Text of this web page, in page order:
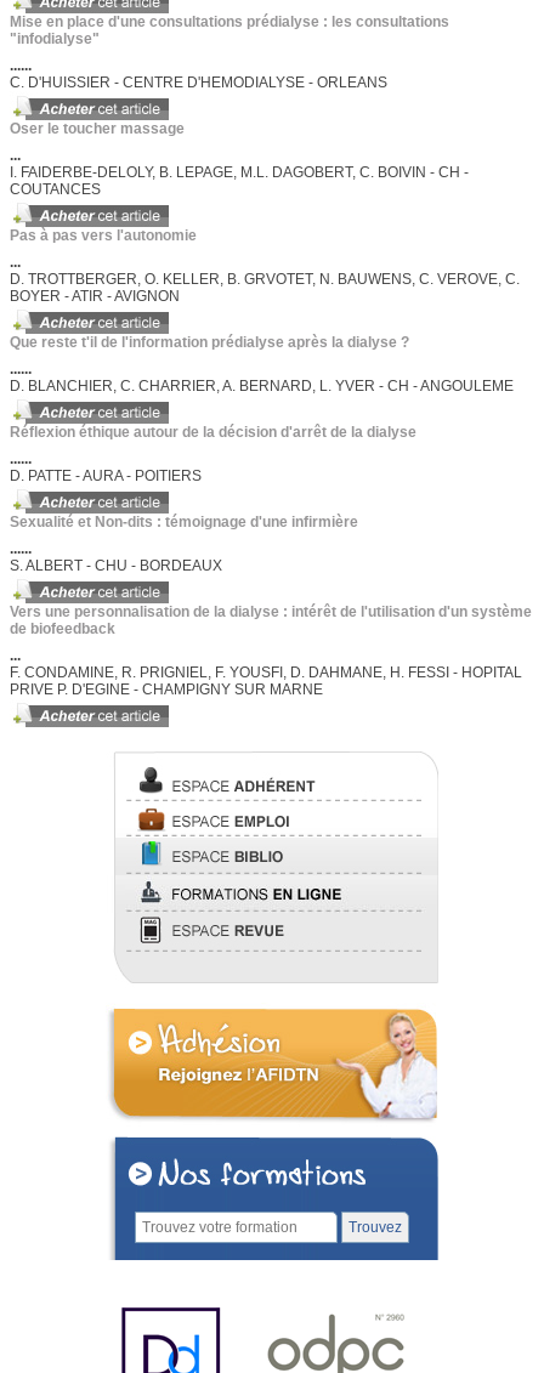
Mise en place d'une consultations prédialyse : les consultations
"infodialyse"
......
C. D'HUISSIER - CENTRE D'HEMODIALYSE - ORLEANS
Oser le toucher massage
...
I. FAIDERBE-DELOLY, B. LEPAGE, M.L. DAGOBERT, C. BOIVIN - CH -
COUTANCES
Pas à pas vers l'autonomie
...
D. TROTTBERGER, O. KELLER, B. GRVOTET, N. BAUWENS, C. VEROVE, C.
BOYER - ATIR - AVIGNON
Que reste t'il de l'information prédialyse après la dialyse ?
......
D. BLANCHIER, C. CHARRIER, A. BERNARD, L. YVER - CH - ANGOULEME
Réflexion éthique autour de la décision d'arrêt de la dialyse
......
D. PATTE - AURA - POITIERS
Sexualité et Non-dits : témoignage d'une infirmière
......
S. ALBERT - CHU - BORDEAUX
Vers une personnalisation de la dialyse : intérêt de l'utilisation d'un système
de biofeedback
...
F. CONDAMINE, R. PRIGNIEL, F. YOUSFI, D. DAHMANE, H. FESSI - HOPITAL
PRIVE P. D'EGINE - CHAMPIGNY SUR MARNE